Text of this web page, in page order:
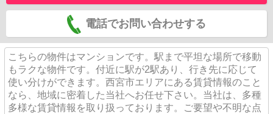
電話でお問い合わせする
こちらの物件はマンションです。駅まで平坦な場所で移動
もラクな物件です。付近に駅が2駅あり、行き先に応じて
使い分けができます。西宮市エリアにある賃貸情報のこと
なら、地域に密着した当社へお任せ下さい。当社は、多種
多様な賃貸情報を取り扱っております。ご要望や不明な点